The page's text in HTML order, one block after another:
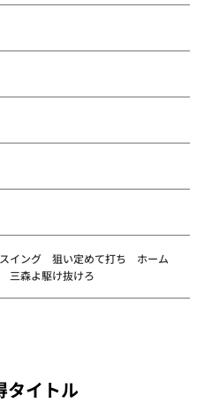
イング 狙い定めて打ち ホーム
三森よ駆け抜けろ
タイトル